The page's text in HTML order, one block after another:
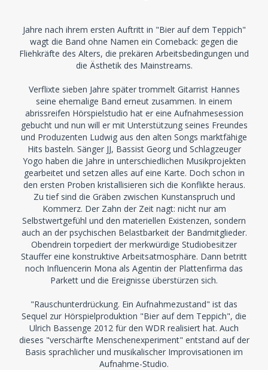
Jahre nach ihrem ersten Auftritt in "Bier auf dem Teppich"
wagt die Band ohne Namen ein Comeback: gegen die
Fliehkräfte des Alters, die prekären Arbeitsbedingungen und
die Ästhetik des Mainstreams.
Verflixte sieben Jahre später trommelt Gitarrist Hannes
seine ehemalige Band erneut zusammen. In einem
abrissreifen Hörspielstudio hat er eine Aufnahmesession
gebucht und nun will er mit Unterstützung seines Freundes
und Produzenten Ludwig aus den alten Songs marktfähige
Hits basteln. Sänger JJ, Bassist Georg und Schlagzeuger
Yogo haben die Jahre in unterschiedlichen Musikprojekten
gearbeitet und setzen alles auf eine Karte. Doch schon in
den ersten Proben kristallisieren sich die Konflikte heraus.
Zu tief sind die Gräben zwischen Kunstanspruch und
Kommerz. Der Zahn der Zeit nagt: nicht nur am
Selbstwertgefühl und den materiellen Existenzen, sondern
auch an der psychischen Belastbarkeit der Bandmitglieder.
Obendrein torpediert der merkwürdige Studiobesitzer
Stauffer eine konstruktive Arbeitsatmosphäre. Dann betritt
noch Influencerin Mona als Agentin der Plattenfirma das
Parkett und die Ereignisse überstürzen sich.
"Rauschunterdrückung. Ein Aufnahmezustand" ist das
Sequel zur Hörspielproduktion "Bier auf dem Teppich", die
Ulrich Bassenge 2012 für den WDR realisiert hat. Auch
dieses "verschärfte Menschenexperiment" entstand auf der
Basis sprachlicher und musikalischer Improvisationen im
Aufnahme-Studio.